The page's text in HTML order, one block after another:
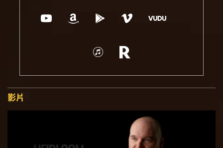
影片